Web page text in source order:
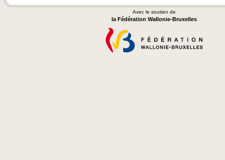
Avec le soutien de
la Fédération Wallonie-Bruxelles